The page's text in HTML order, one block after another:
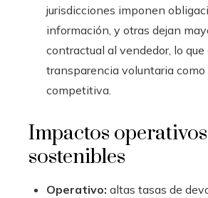
jurisdicciones imponen
información, y otras dejan
contractual al vendedor, lo que
transparencia voluntaria
competitiva.
Impactos
sostenibles
Operativo: altas tasas de